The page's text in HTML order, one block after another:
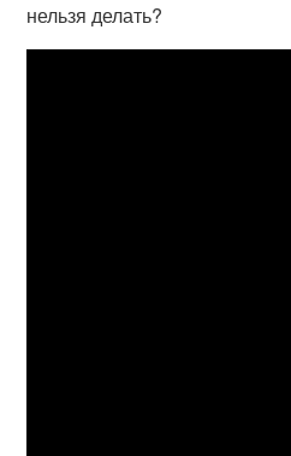
нельзя делать?